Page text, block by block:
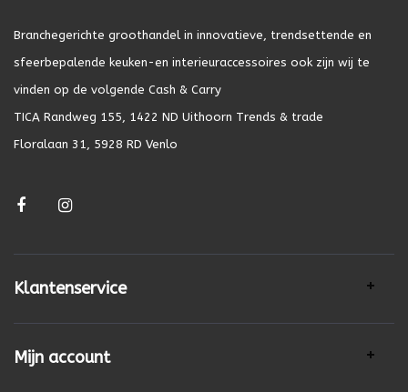
Branchegerichte groothandel in innovatieve, trendsettende en
sfeerbepalende keuken-en interieuraccessoires ook zijn wij te
vinden op de volgende Cash & Carry
TICA Randweg 155, 1422 ND Uithoorn Trends & trade
Floralaan 31, 5928 RD Venlo
Klantenservice
Mijn account